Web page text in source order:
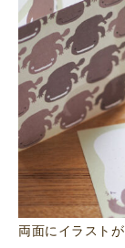
両面にイラスト